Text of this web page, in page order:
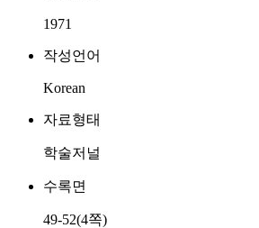
1971
작성언어
Korean
자료형태
학술저널
수록면
49-52(4쪽)